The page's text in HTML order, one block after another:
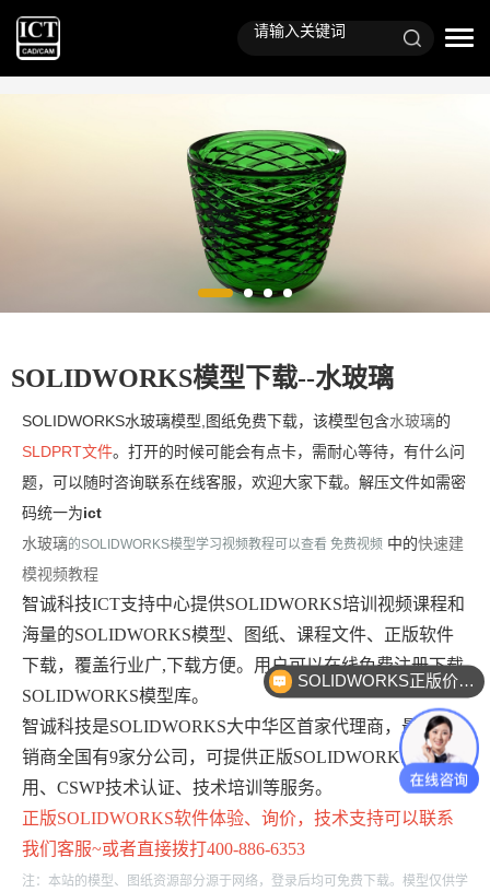
SOLIDWORKS模型下载--水玻璃
SOLIDWORKS水玻璃模型,图纸免费下载，该模型包含水玻璃的
SLDPRT文件。打开的时候可能会有点卡，需耐心等待，有什么问
题，可以随时咨询联系在线客服，欢迎大家下载。解压文件如需密
码统一为ict
水玻璃的SOLIDWORKS模型学习视频教程可以查看 免费视频 中的快速建
模视频教程
智诚科技ICT支持中心提供SOLIDWORKS培训视频课程和
海量的SOLIDWORKS模型、图纸、课程文件、正版软件
下载，覆盖行业广,下载方便。用户可以在线免费注册下载
SOLIDWORKS模型库。
智诚科技是SOLIDWORKS大中华区首家代理商，最大经
销商全国有9家分公司，可提供正版SOLIDWORKS免费试
用、CSWP技术认证、技术培训等服务。
正版SOLIDWORKS软件体验、询价，技术支持可以联系
我们客服~或者直接拨打400-886-6353
注：本站的模型、图纸资源部分源于网络，登录后均可免费下载。模型仅供学
SOLIDWORKS正版价格？